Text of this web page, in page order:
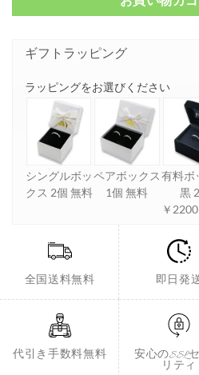
ギフトラッピング
ラッピングをお選びください
シングルボッ
クス 2個 無料
ペアボックス
1個 無料
有料ボ
黒
￥
全国送料無料 即日発
代引き手数料無料
安心のSSL
リティ